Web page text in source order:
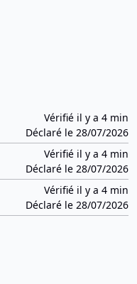
Vérifié il y a 4 min
Déclaré le 28/07/2026
Vérifié il y a 4 min
Déclaré le 28/07/2026
Vérifié il y a 4 min
Déclaré le 28/07/2026